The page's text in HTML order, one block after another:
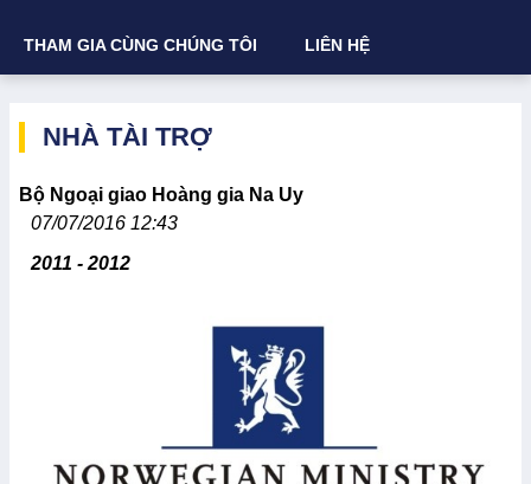
THAM GIA CÙNG CHÚNG TÔI LIÊN HỆ
NHÀ TÀI TRỢ
Bộ Ngoại giao Hoàng gia Na Uy
07/07/2016 12:43
2011 - 2012